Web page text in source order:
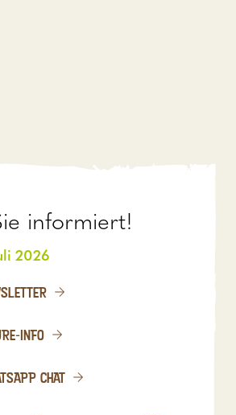
informiert!
2026
INFO
CHAT